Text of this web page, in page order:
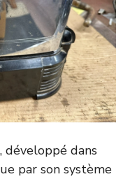
développé dans
par son système